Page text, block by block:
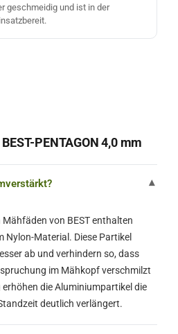
geschmeidig und ist in der
PENTAGON 4,0 mm
▾
von BEST enthalten
Nylon-Material. Diese Partikel
ab und verhindern so, dass
im Mähkopf verschmilzt
die Aluminiumpartikel die
deutlich verlängert.